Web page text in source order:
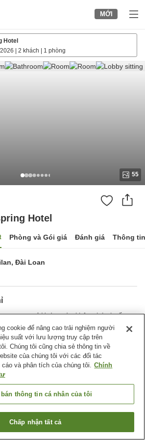
MỚI
Hotel
2 khách 1 phòng
55
Hotel
Phòng và Gói giá Đánh giá Thông
Đài Loan
Hoàn toàn không hút thuốc
Yilan
Thị trấn Jiaoxi
Tìm phòng trống
cookie để nâng cao trải nghiệm người
suất với lưu lượng truy cập trên
Chúng tôi cũng chia sẻ thông tin về
của chúng tôi với các đối tác
cáo và phân tích của chúng tôi. Chính
bán thông tin cá nhân của tôi
Chấp nhận tất cả